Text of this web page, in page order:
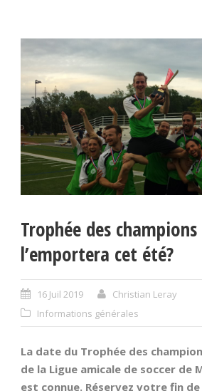
Trophée des
l’emportera cet été?
16 Juil 2019
Christian Leray
Informations générales
La date du Trophée des
de la Ligue amicale de soccer de
est connue. Réservez votre fin de